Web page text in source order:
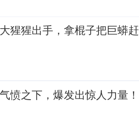
猩猩出手，拿棍子把巨蟒赶
愤之下，爆发出惊人力量！